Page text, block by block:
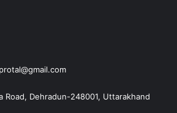
Road, Dehradun-248001, Uttarakhand